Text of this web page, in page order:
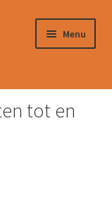
Menu
tot en